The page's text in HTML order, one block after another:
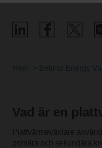
Vad är en
Plattvärmeväxlare
primära och sekundära